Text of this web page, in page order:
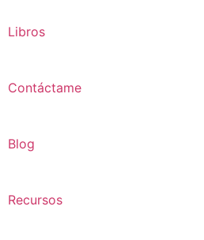
Libros
Contáctame
Blog
Recursos